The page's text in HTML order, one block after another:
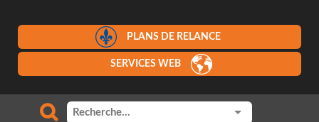
PLANS DE RELANCE
SERVICES WEB